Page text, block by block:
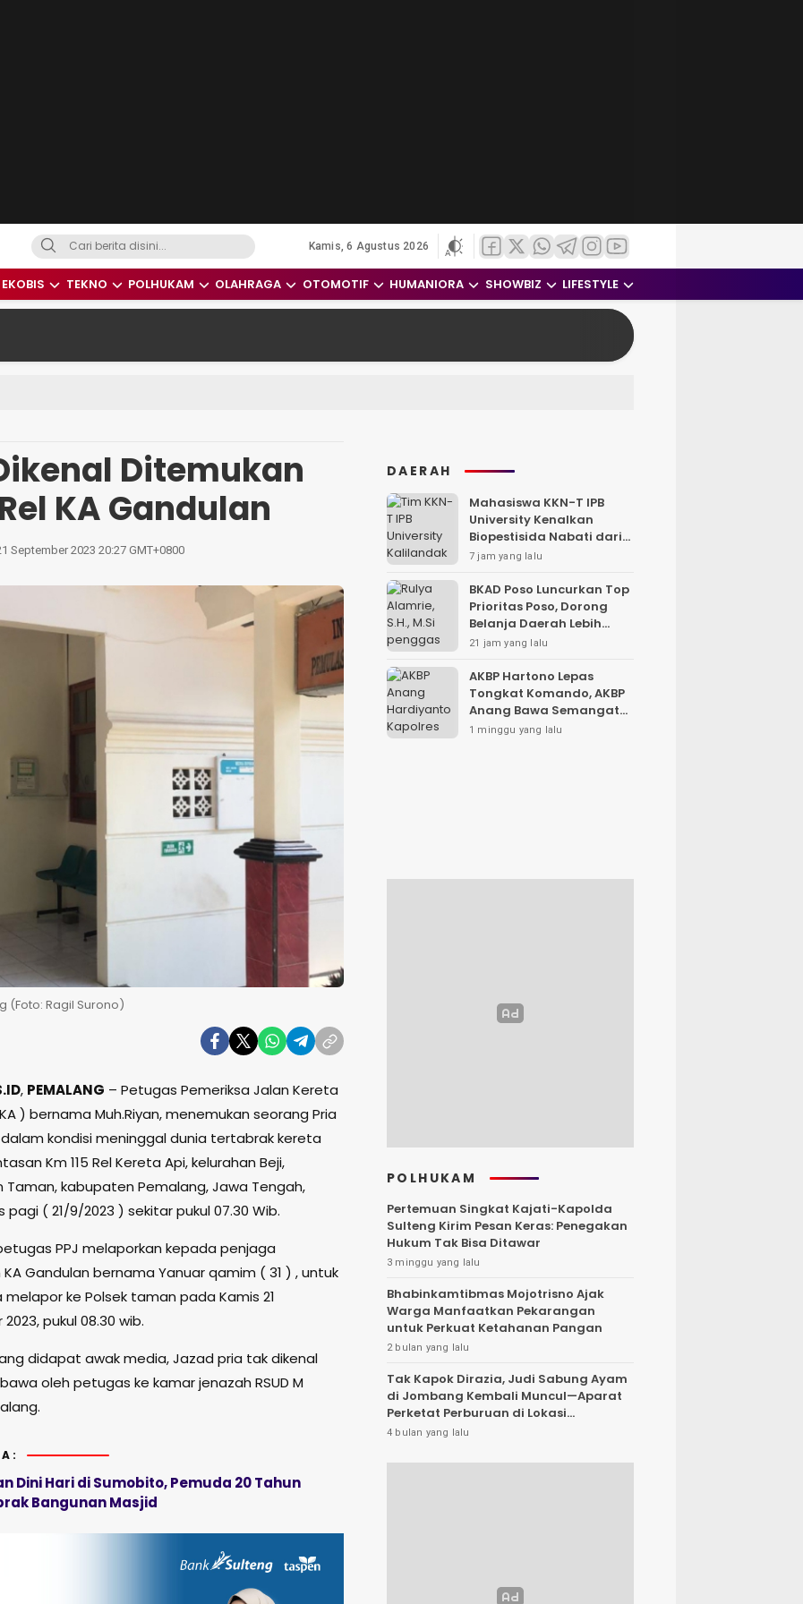
Indonesia dan Dunia
Kamis, 6 Agustus 2026
EKOBIS TEKNO POLHUKAM OLAHRAGA OTOMOTIF HUMANIORA SHOWBIZ LIFESTYLE
Ditemukan
KA Gandulan
September 2023 20:27 GMT+0800
(Foto: Ragil Surono)
, PEMALANG – Petugas Pemeriksa Jalan Kereta
) bernama Muh.Riyan, menemukan seorang Pria
kondisi meninggal dunia tertabrak kereta
Km 115 Rel Kereta Api, kelurahan Beji,
kabupaten Pemalang, Jawa Tengah,
pagi ( 21/9/2023 ) sekitar pukul 07.30 Wib.
PPJ melaporkan kepada penjaga
Gandulan bernama Yanuar qamim ( 31 ) , untuk
ke Polsek taman pada Kamis 21
pukul 08.30 wib.
didapat awak media, Jazad pria tak dikenal
oleh petugas ke kamar jenazah RSUD M
Dini Hari di Sumobito, Pemuda 20 Tahun
Bangunan Masjid
DAERAH
Mahasiswa KKN-T IPB
University Kenalkan
Biopestisida Nabati dari
Daun Pepaya
7 jam yang lalu
BKAD Poso Luncurkan Top
Prioritas Poso, Dorong
Belanja Daerah Lebih
Efektif dan Tepat
21 jam yang lalu
AKBP Hartono Lepas
Tongkat Komando, AKBP
Anang Bawa Semangat
Baru untuk Polres
1 minggu yang lalu
POLHUKAM
Pertemuan Singkat Kajati-Kapolda
Sulteng Kirim Pesan Keras: Penegakan
Hukum Tak Bisa Ditawar
3 minggu yang lalu
Bhabinkamtibmas Mojotrisno Ajak
Warga Manfaatkan Pekarangan
untuk Perkuat Ketahanan Pangan
2 bulan yang lalu
Tak Kapok Dirazia, Judi Sabung Ayam
di Jombang Kembali Muncul—Aparat
Perketat Perburuan di Lokasi
Tersembunyi
4 bulan yang lalu